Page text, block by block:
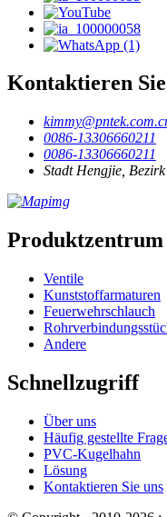
Kontaktieren
0086-13306660211
0086-13306660211
Stadt Hengjie,
Produktzentrum
Ventile
Kunststoffarmaturen
Feuerwehrschlauch
Andere
Schnellzugriff
Über uns
Häufig gestellte
PVC-Kugelhahn
Lösung
Kontaktieren Sie uns